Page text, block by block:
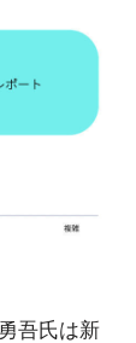
吾氏は新